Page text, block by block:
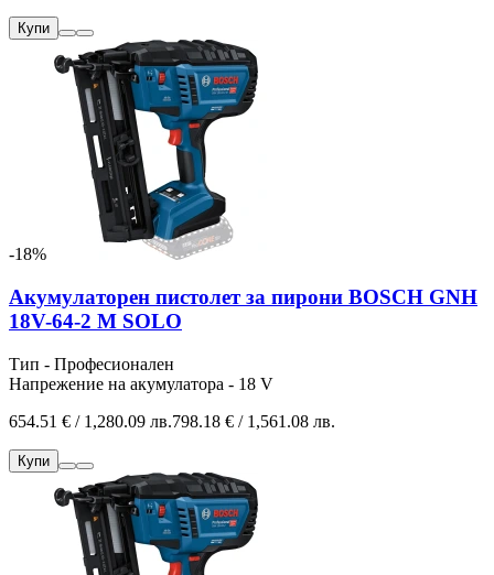
Купи
-18%
Акумулаторен пистолет за пирони BOSCH GNH
18V-64-2 M SOLO
Тип - Професионален
Напрежение на акумулатора - 18 V
654.51 € / 1,280.09 лв.798.18 € / 1,561.08 лв.
Купи